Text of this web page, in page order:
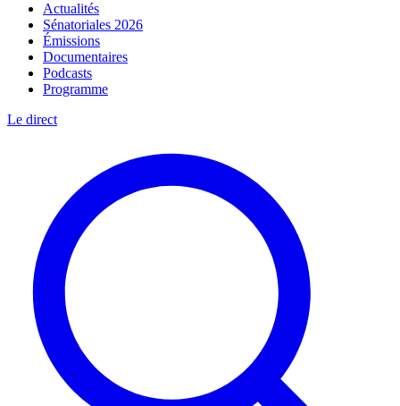
Actualités
Sénatoriales 2026
Émissions
Documentaires
Podcasts
Programme
Le direct